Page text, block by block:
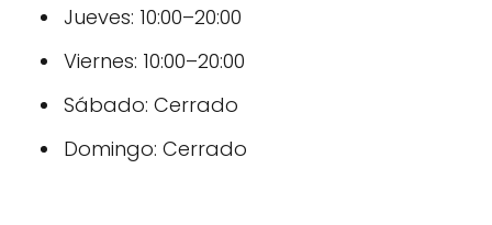
Jueves: 10:00–20:00
Viernes: 10:00–20:00
Sábado: Cerrado
Domingo: Cerrado